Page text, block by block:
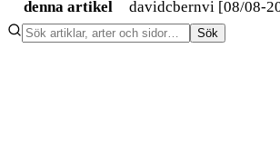
denna artikel
davidcbernvi [08/08-
Sök